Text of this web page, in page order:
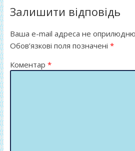
o
k
т
и
ся
Залишити відповідь
Ваша e-mail адреса не
Обов’язкові поля позначені *
Коментар *